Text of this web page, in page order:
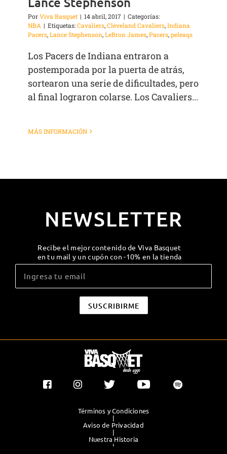
PorViva Basquet | 14 abril, 2017 | Categorías:
NBA | Etiquetas:Cavaliers,Cleveland Cavaliers,Indiana
Pacers,Lance Stephenson,LeBron James,Pacers,peleaqs
Los Pacers de Indiana entraron a
postemporada por la puerta de atrás,
sortearon una serie de dificultades, pero
al final lograron colarse. Los Cavaliers...
MÁS INFORMACIÓN
NEWSLETTER
Recibe el mejor contenido de Viva Basquet
en tu mail y un cupón con -10% en la tienda
Términos y Condiciones
|
Aviso de Privacidad
|
Nuestra Historia
|